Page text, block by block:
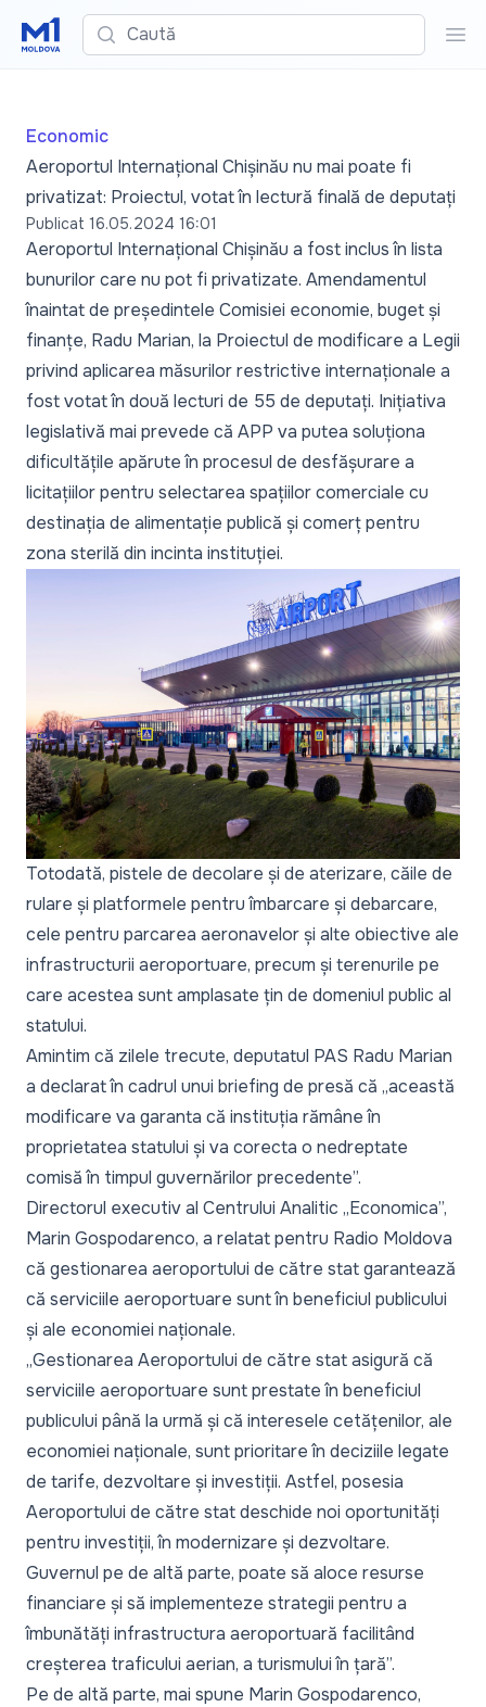
Caută
Economic
Aeroportul Internațional Chișinău nu mai poate fi
privatizat: Proiectul, votat în lectură finală de deputați
Publicat 16.05.2024 16:01
Aeroportul Internațional Chișinău a fost inclus în lista
bunurilor care nu pot fi privatizate. Amendamentul
înaintat de președintele Comisiei economie, buget și
finanțe, Radu Marian, la Proiectul de modificare a Legii
privind aplicarea măsurilor restrictive internaționale a
fost votat în două lecturi de 55 de deputați. Inițiativa
legislativă mai prevede că APP va putea soluționa
dificultățile apărute în procesul de desfășurare a
licitațiilor pentru selectarea spațiilor comerciale cu
destinația de alimentație publică și comerț pentru
zona sterilă din incinta instituției.
Totodată, pistele de decolare și de aterizare, căile de
rulare și platformele pentru îmbarcare și debarcare,
cele pentru parcarea aeronavelor și alte obiective ale
infrastructurii aeroportuare, precum și terenurile pe
care acestea sunt amplasate țin de domeniul public al
statului.
Amintim că zilele trecute, deputatul PAS Radu Marian
a declaratîn cadrul unui briefing de presă că „această
modificare va garanta că instituția rămâne în
proprietatea statului și va corecta o nedreptate
comisă în timpul guvernărilor precedente”.
Directorul executiv al Centrului Analitic „Economica”,
Marin Gospodarenco, a relatat pentru Radio Moldova
că gestionarea aeroportului de către stat garantează
că serviciile aeroportuare sunt în beneficiul publicului
și ale economiei naționale.
„Gestionarea Aeroportului de către stat asigură că
serviciile aeroportuare sunt prestate în beneficiul
publicului până la urmă și că interesele cetățenilor, ale
economiei naționale, sunt prioritare în deciziile legate
de tarife, dezvoltare și investiții. Astfel, posesia
Aeroportului de către stat deschide noi oportunități
pentru investiții, în modernizare și dezvoltare.
Guvernul pe de altă parte, poate să aloce resurse
financiare și să implementeze strategii pentru a
îmbunătăți infrastructura aeroportuară facilitând
creșterea traficului aerian, a turismului în țară”.
Pe de altă parte, mai spune Marin Gospodarenco,